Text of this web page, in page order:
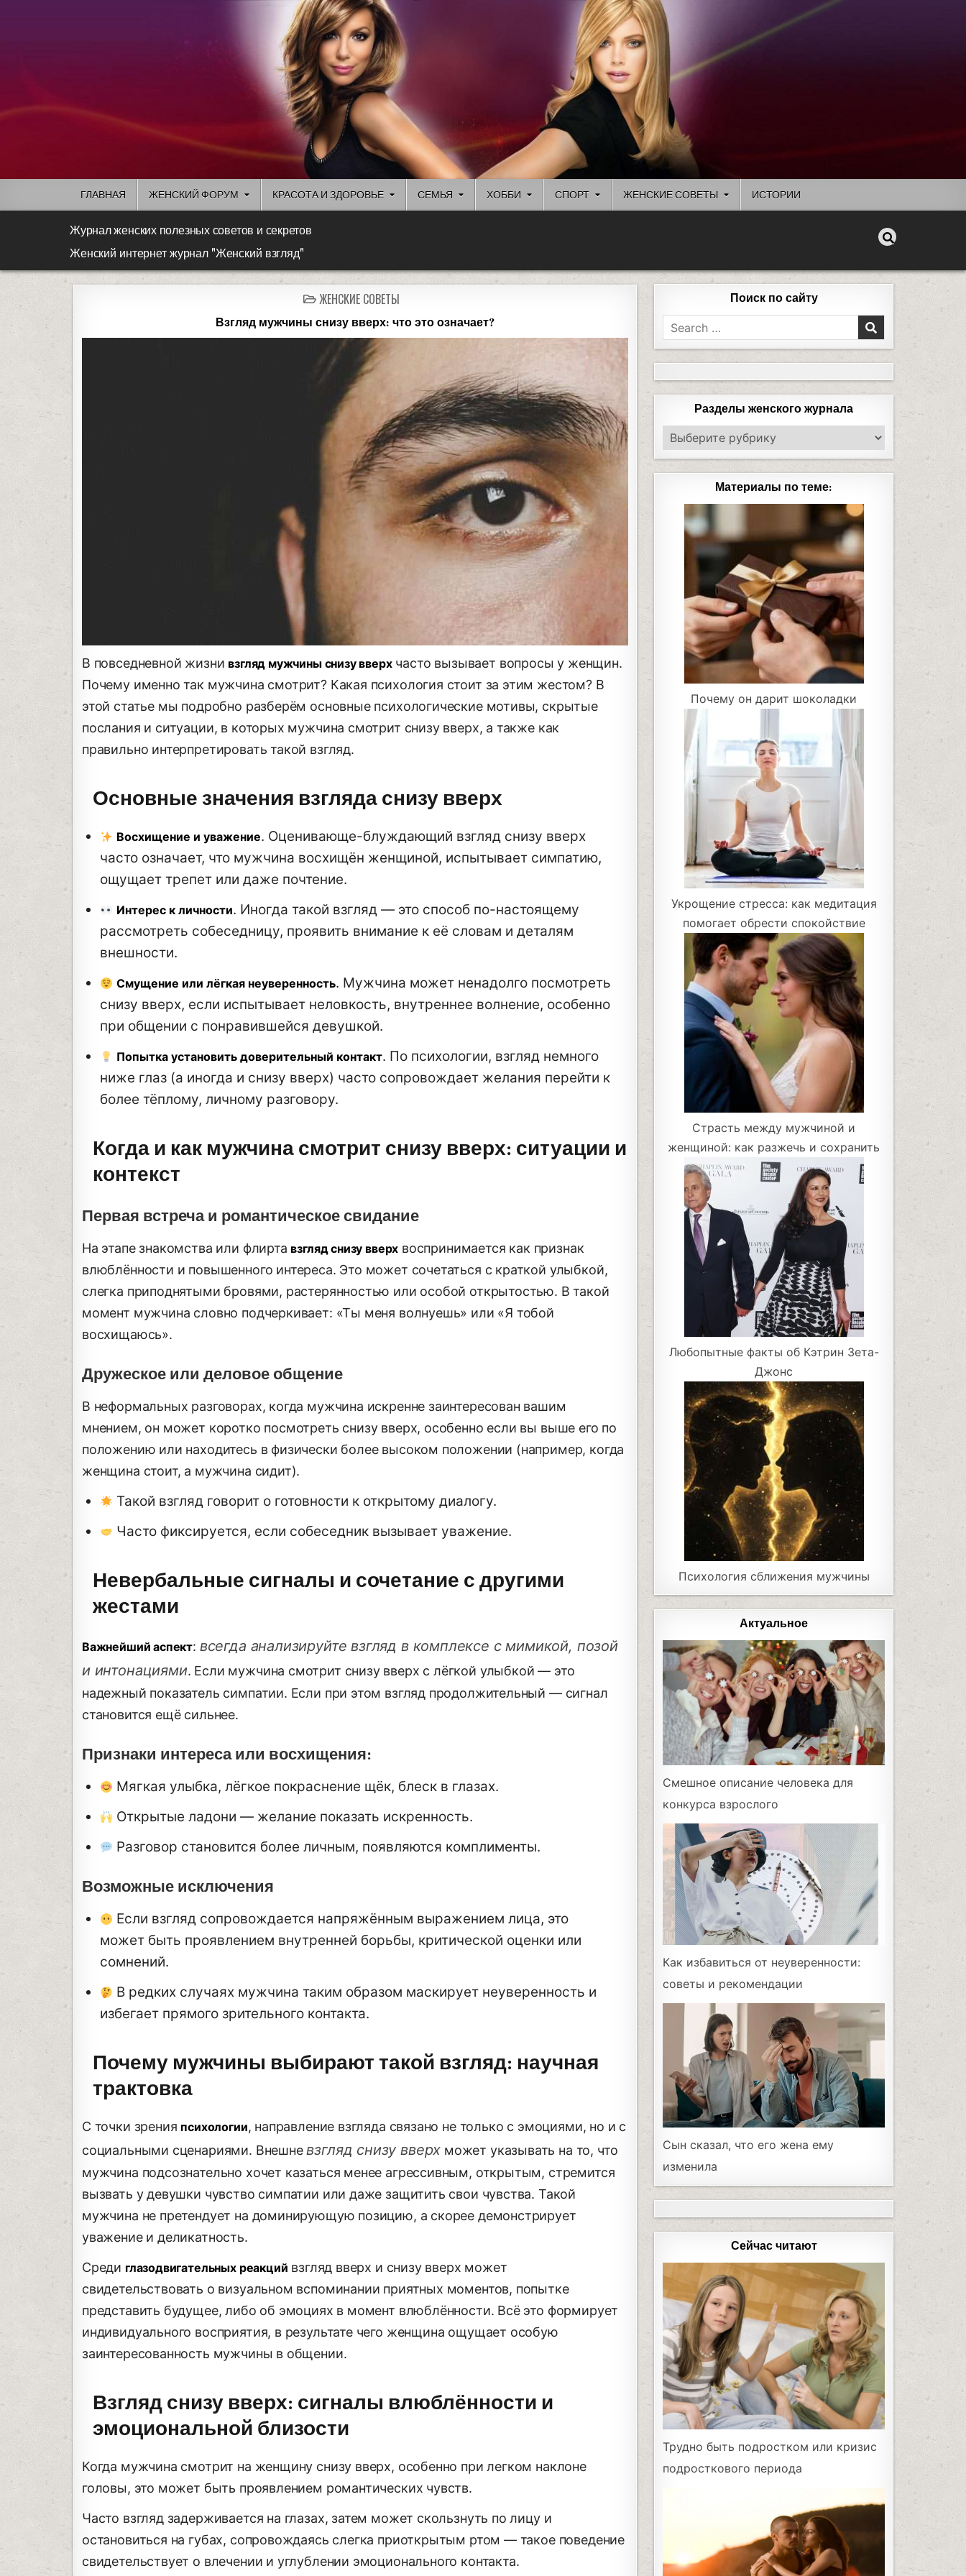
ГЛАВНАЯ ЖЕНСКИЙ ФОРУМ КРАСОТА И ЗДОРОВЬЕ СЕМЬЯ ХОББИ СПОРТ ЖЕНСКИЕ СОВЕТЫ ИСТОРИИ
Журнал женских полезных советов и секретов
Женский интернет журнал "Женский взгляд"
ЖЕНСКИЕ СОВЕТЫ
Взгляд мужчины снизу вверх: что это означает?
В повседневной жизни взгляд мужчины снизу вверхчасто вызывает вопросы у женщин.
Почему именно так мужчина смотрит? Какая психология стоит за этим жестом? В
этой статье мы подробно разберём основные психологические мотивы, скрытые
послания и ситуации, в которых мужчина смотрит снизу вверх, а также как
правильно интерпретировать такой взгляд.
Основные значения взгляда снизу вверх
Восхищение и уважение. Оценивающе-блуждающий взгляд снизу вверх
часто означает, что мужчина восхищён женщиной, испытывает симпатию,
ощущает трепет или даже почтение.
Интерес к личности. Иногда такой взгляд — это способ по-настоящему
рассмотреть собеседницу, проявить внимание к её словам и деталям
внешности.
Смущение или лёгкая неуверенность. Мужчина может ненадолго посмотреть
снизу вверх, если испытывает неловкость, внутреннее волнение, особенно
при общении с понравившейся девушкой.
Попытка установить доверительный контакт. По психологии, взгляд немного
ниже глаз (а иногда и снизу вверх) часто сопровождает желания перейти к
более тёплому, личному разговору.
Когда и как мужчина смотрит снизу вверх: ситуации и
контекст
Первая встреча и романтическое свидание
На этапе знакомства или флирта взгляд снизу вверх воспринимается как признак
влюблённости и повышенного интереса. Это может сочетаться с краткой улыбкой,
слегка приподнятыми бровями, растерянностью или особой открытостью. В такой
момент мужчина словно подчеркивает: «Ты меня волнуешь» или «Я тобой
восхищаюсь».
Дружеское или деловое общение
В неформальных разговорах, когда мужчина искренне заинтересован вашим
мнением, он может коротко посмотреть снизу вверх, особенно если вы выше его по
положению или находитесь в физически более высоком положении (например, когда
женщина стоит, а мужчина сидит).
Такой взгляд говорит о готовности к открытому диалогу.
Часто фиксируется, если собеседник вызывает уважение.
Невербальные сигналы и сочетание с другими
жестами
Важнейший аспект: всегда анализируйте взгляд в комплексе с мимикой, позой
и интонациями. Если мужчина смотрит снизу вверх с лёгкой улыбкой — это
надежный показатель симпатии. Если при этом взгляд продолжительный — сигнал
становится ещё сильнее.
Признаки интереса или восхищения:
Мягкая улыбка, лёгкое покраснение щёк, блеск в глазах.
Открытые ладони — желание показать искренность.
Разговор становится более личным, появляются комплименты.
Возможные исключения
Если взгляд сопровождается напряжённым выражением лица, это
может быть проявлением внутренней борьбы, критической оценки или
сомнений.
В редких случаях мужчина таким образом маскирует неуверенность и
избегает прямого зрительного контакта.
Почему мужчины выбирают такой взгляд: научная
трактовка
С точки зрения психологии, направление взгляда связано не только с эмоциями, но и с
социальными сценариями. Внешневзгляд снизу вверх может указывать на то, что
мужчина подсознательно хочет казаться менее агрессивным, открытым, стремится
вызвать у девушки чувство симпатии или даже защитить свои чувства. Такой
мужчина не претендует на доминирующую позицию, а скорее демонстрирует
уважение и деликатность.
Среди глазодвигательных реакций взгляд вверх и снизу вверх может
свидетельствовать о визуальном вспоминании приятных моментов, попытке
представить будущее, либо об эмоциях в момент влюблённости. Всё это формирует
индивидуального восприятия, в результате чего женщина ощущает особую
заинтересованность мужчины в общении.
Взгляд снизу вверх: сигналы влюблённости и
эмоциональной близости
Когда мужчина смотрит на женщину снизу вверх, особенно при легком наклоне
головы, это может быть проявлением романтических чувств.
Часто взгляд задерживается на глазах, затем может скользнуть по лицу и
остановиться на губах, сопровождаясь слегка приоткрытым ртом — такое поведение
свидетельствует о влечении и углублении эмоционального контакта.
Поиск по сайту
Разделы женского журнала
Материалы по теме:
Почему он дарит шоколадки
Укрощение стресса: как медитация
помогает обрести спокойствие
Страсть между мужчиной и
женщиной: как разжечь и сохранить
Любопытные факты об Кэтрин Зета-
Джонс
Психология сближения мужчины
Актуальное
Смешное описание человека для
конкурса взрослого
Как избавиться от неуверенности:
советы и рекомендации
Сын сказал, что его жена ему
изменила
Сейчас читают
Трудно быть подростком или кризис
подросткового периода